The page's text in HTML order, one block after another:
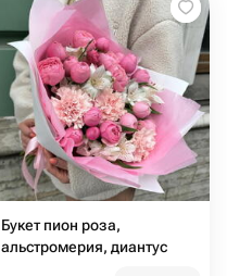
Букет пион роза,
альстромерия, диантус